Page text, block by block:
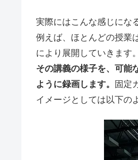
実際にはこんな感じにな
例えば、ほとんどの授業
により展開していきます。
その講義の様子を、可能
ように録画します。 固定
イメージとしては以下の